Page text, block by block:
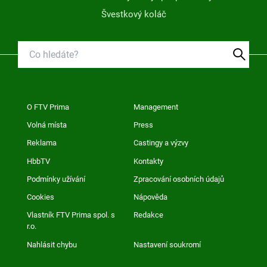
Švestkový koláč
O FTV Prima Management
Volná místa Press
Reklama Castingy a výzvy
HbbTV Kontakty
Podmínky užívání Zpracování osobních údajů
Cookies Nápověda
Vlastník FTV Prima spol. s
r.o.
Redakce
Nahlásit chybu Nastavení soukromí